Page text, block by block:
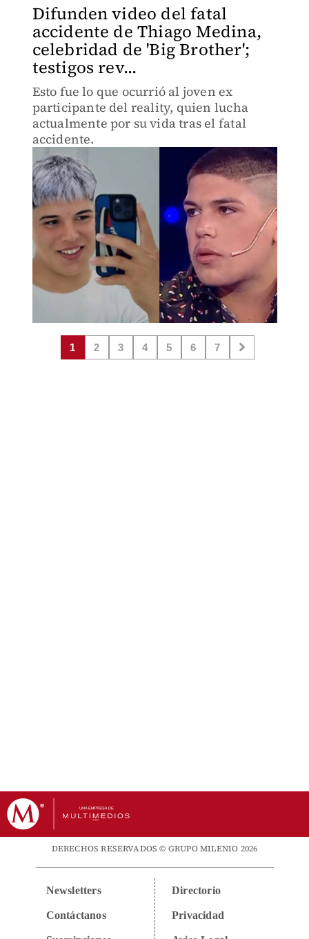
Difunden video del fatal
accidente de Thiago Medina,
celebridad de 'Big Brother';
testigos rev...
Esto fue lo que ocurrió al joven ex
participante del reality, quien lucha
actualmente por su vida tras el fatal
accidente.
1 2 3 4 5 6 7
DERECHOS RESERVADOS © GRUPO MILENIO 2026
Newsletters
Contáctanos
Directorio
Privacidad